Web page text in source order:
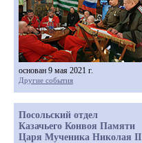
основан 9 мая 2021 г.
Другие события
Посольский отдел
Казачьего Конвоя Памяти
Царя Мученика Николая II